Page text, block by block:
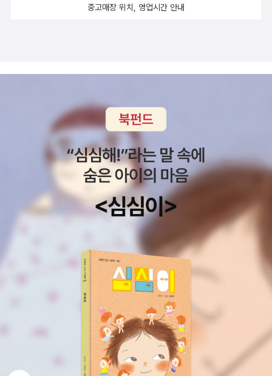
대 같기도 한 문장들 사이로 혼자만 살아남았다는 죄책감과 허무함,
모습은 지금 우리가 맞닥뜨리고 있는 한없이 무방비하고 불안하기 짝
이 없는 현실과 비극에 고스란히 투영된다. 눈부셔. 억지로 태어나기
위해 옷이 다 벗겨지고 있는 기분이 든다. 몸을 감싸 주었던 무기들이
하나둘 사라져 속수무책 강탈당하고 있다. 눈부신 공간에서 누군가
내 목숨을 멋대로 쥐고 흔들고 있다. 번식하는 꽃씨들 때문에 쓰러지
도록 만들었다가, 이제 정말 끝이구나, 그래, 차라리 잘됐어, 하는 생
각이 드는 순간 다시 이봐, 눈을 떠, 눈을 떠, 하면서 멋대로 숨을 집어
넣는다. ( 76~77쪽) 심리 상담을 해준 닥터 장은 소년의 삶을 “아이
들의 희생으로 얻어진 덤”인 것마냥 얘기하는 사람들에게 자신의 명
함을 주고 전화하게 하면 실컷 욕을 해 주겠다고 소년을 위로하지만
소년은 세상 전체가 그런 말을 한다고 느낀다. 떠돌이 개와 새, 고양이
의 꿰뚫어 보는 눈빛에도 명함에 적힌 전화번호를 불러 주어야 했다.
죽은 애들은 더 이상 겪을 수 없는 5월, 6월, 7월로 넘어가는 달력에
도 명함을 붙여야 했다. 오늘은 어땠어?라고 물어보는 부모님의 말투
에도 명함이 어딨지? 하며 주머니를 뒤적거려야 했다. (…) 무엇보다
도 매일 아침 일어나는 나 자신에게도 여기에다 전화를 해 보라고 해
야 했다. (97~98쪽) 그럼에도 불구하고 삶이란 소년은 결국 의사에
저와 주변사람들의 관계를 되돌아보게 되었습니다.서지민작가님의
「3인칭 관찰자 시점」의 혹평 리뷰를 보았던 터라 그리고 앞서 가독성
은 좋았지만 너무 가벼웠던「스페이스 보이」, 저와 그다지 코드가 잘
안맞던 「러블로그」를 읽어서 그런지 큰 기대는 안했는 데 읽어보니 흥
미로웠고 괴물의 자식으로 태어났지만 괴물처럼 되지 않기 위해 노력
하는 인물의 모습이 인상깊었습니다.최민우작가님의 첫 장편소설 「점
선의 영역」을 읽으며 점과 선으로 이루어지는 관계에 대해 생각을 해
보았었고 출판사카페에서 연재하기도 했던 한창훈작가님의 「네가 이
별을 떠날 때」의 어린왕자와 똑같이 생긴 아이를 저도 언젠가 꼭 한번
만나보고 싶은 마음이 들었습니다.우다영작가님의 첫 소설집 「밤의
징조와 연인들」을 저 역시 책에 실린 순서가 아닌 작가님이 쓰셨던 단
편들 순으로 읽었으며 2쇄가 순식간에 출간되어 저를 당황하게 했던
정세랑작가님의 첫 소설집 「옥상에서 만나요」는 수신지작가님의 일
러스트도 인상적이지만 아무래도 수록된 단편들을 그 자리에서 다 읽
을 수 밖에 없게 되는 것이 더 인상적이었습니다.아직 다 읽지 않은 임
재희작가님, 김혜나작가님의 첫 소설집 그리고 ‘박진규‘보다 ‘박생
강‘이 더 잘어울리는 작가님의 장편 「에어비앤비의 청소부」를 마지막
으로 올해를 마무리 할까합니다.
중고매장 위치, 영업시간 안내